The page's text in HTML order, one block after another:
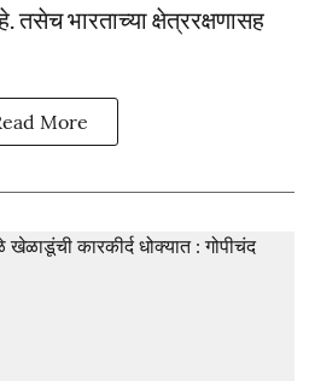
भारताच्या क्षेत्ररक्षणासह
More